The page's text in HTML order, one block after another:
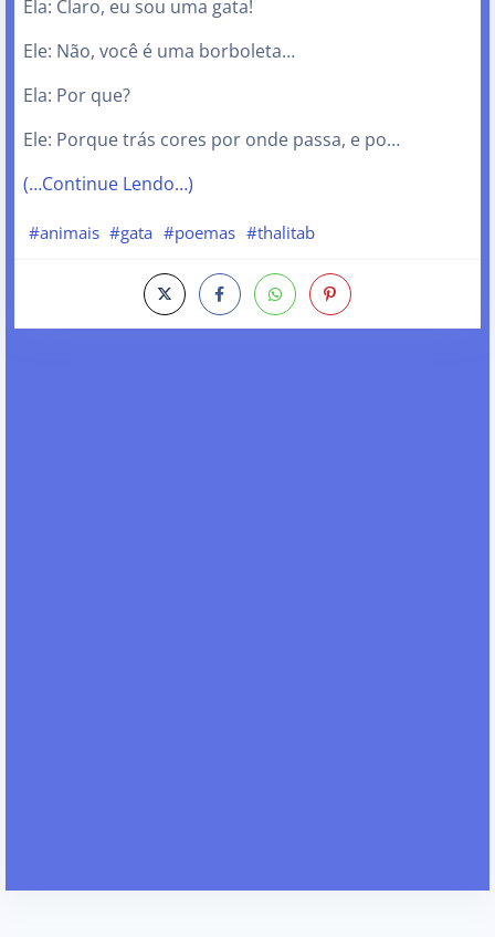
Ela: Claro, eu sou uma gata!
Ele: Não, você é uma borboleta…
Ela: Por que?
Ele: Porque trás cores por onde passa, e po…
(…Continue Lendo…)
#animais #gata #poemas #thalitab